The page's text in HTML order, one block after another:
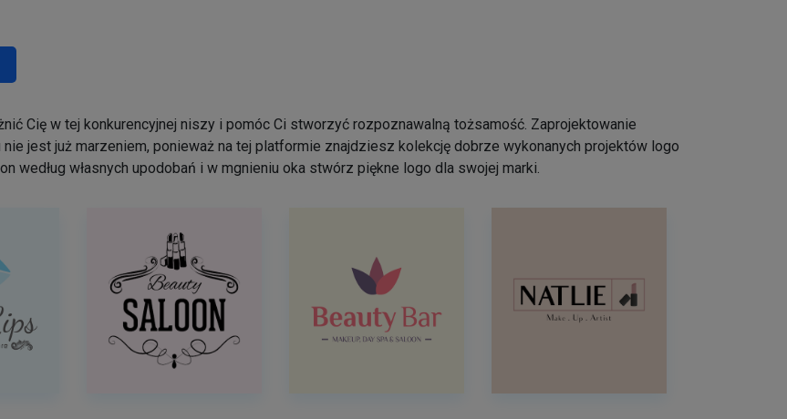
Cię w tej konkurencyjnej niszy i pomóc Ci stworzyć rozpoznawalną tożsamość. Zaprojektowanie
jest już marzeniem, ponieważ na tej platformie znajdziesz kolekcję dobrze wykonanych projektów logo
według własnych upodobań i w mgnieniu oka stwórz piękne logo dla swojej marki.